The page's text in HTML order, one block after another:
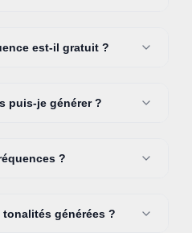
est-il gratuit ?
puis-je générer ?
?
générées ?